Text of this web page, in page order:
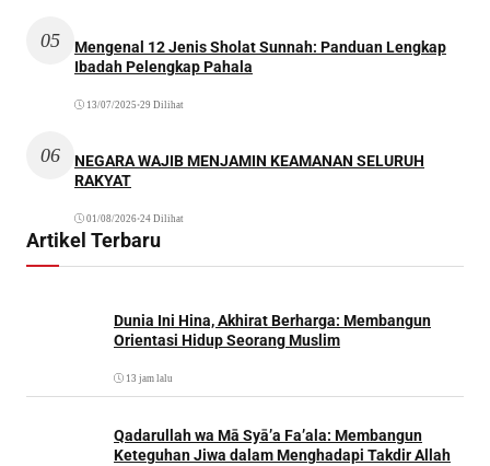
05
Mengenal 12 Jenis Sholat Sunnah: Panduan Lengkap
Ibadah Pelengkap Pahala
13/07/2025 •29 Dilihat
06
NEGARA WAJIB MENJAMIN KEAMANAN SELURUH
RAKYAT
01/08/2026•24 Dilihat
Artikel Terbaru
Dunia Ini Hina, Akhirat Berharga: Membangun
Orientasi Hidup Seorang Muslim
13 jam lalu
Qadarullah wa Mā Syā’a Fa’ala: Membangun
Keteguhan Jiwa dalam Menghadapi Takdir Allah